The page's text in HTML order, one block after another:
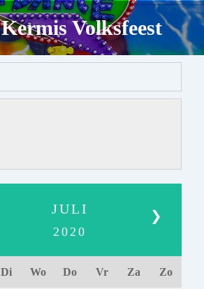
Kermis Volksfeest
❯
JULI
2020
Di Wo Do Vr Za Zo